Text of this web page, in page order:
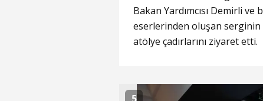
Bakan Yardımcısı Demirli
eserlerinden oluşan serginin
atölye çadırlarını ziyaret etti.